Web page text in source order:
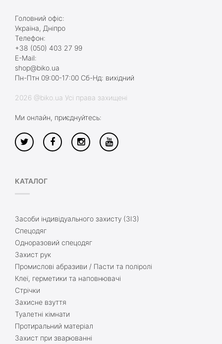
Головний офіс:
Україна, Дніпро
Телефон:
+38 (050) 403 27 99
E-Mail:
shop@biko.ua
Пн-Птн 09:00-17:00 Сб-Нд: вихідний
2026 @biko.ua Усі права захищені
Ми онлайн, приєднуйтесь:
КАТАЛОГ
Засоби індивідуального захисту (ЗІЗ)
Спецодяг
Одноразовий спецодяг
Захист рук
Промислові абразиви / Пасти та поліролі
Клеї, герметики та наповнювачі
Стрічки
Захисне взуття
Туалетні кімнати
Протиральний матеріал
Захист при зварюванні